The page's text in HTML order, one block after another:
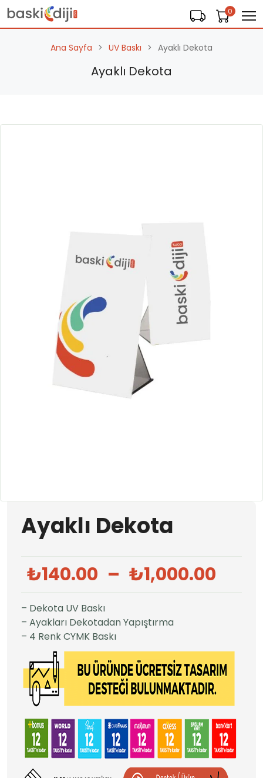
0
Ana Sayfa UV Baskı Ayaklı Dekota
Ayaklı Dekota
Ayaklı Dekota
₺140.00 – ₺1,000.00
– Dekota UV Baskı
– Ayakları Dekotadan Yapıştırma
– 4 Renk CYMK Baskı